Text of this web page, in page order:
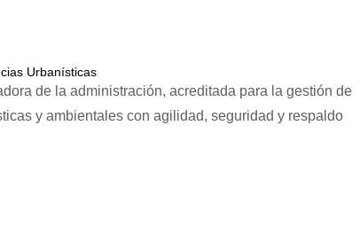
de la administración, acreditada para la gestión de
y ambientales con agilidad, seguridad y respaldo